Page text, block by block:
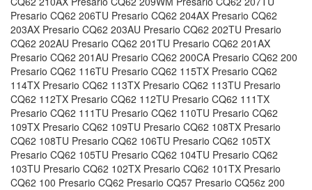
Presario CQ62 206TU Presario CQ62 204AX Presario CQ62
203AX Presario CQ62 203AU Presario CQ62 202TU Presario
CQ62 202AU Presario CQ62 201TU Presario CQ62 201AX
Presario CQ62 201AU Presario CQ62 200CA Presario CQ62 200
Presario CQ62 116TU Presario CQ62 115TX Presario CQ62
114TX Presario CQ62 113TX Presario CQ62 113TU Presario
CQ62 112TX Presario CQ62 112TU Presario CQ62 111TX
Presario CQ62 111TU Presario CQ62 110TU Presario CQ62
109TX Presario CQ62 109TU Presario CQ62 108TX Presario
CQ62 108TU Presario CQ62 106TU Presario CQ62 105TX
Presario CQ62 105TU Presario CQ62 104TU Presario CQ62
103TU Presario CQ62 102TX Presario CQ62 101TX Presario
CQ62 100 Presario CQ62 Presario CQ57 Presario CQ56z 200